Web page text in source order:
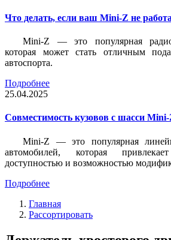
Что делать, если ваш Mini-Z не
Mini-Z — это популярная
которая может стать отличным
автоспорта.
Подробнее
25.04.2025
Совместимость кузовов с шасси
Mini-Z — это популярная
автомобилей, которая
доступностью и возможностью
Подробнее
Главная
Рассортировать